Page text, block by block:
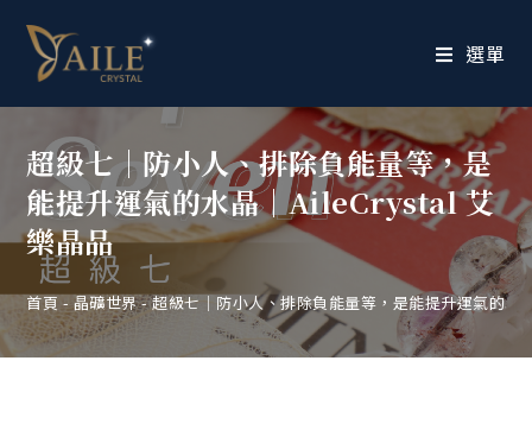
選單
超級七｜防小人、排除負能量等，是
能提升運氣的水晶｜AileCrystal 艾
樂晶品
首頁-晶礦世界-超級七｜防小人、排除負能量等，是能提升運氣的